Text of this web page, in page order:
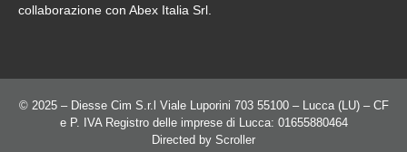
collaborazione con Abex Italia Srl.
© 2025 – Diesse Cim S.r.l Viale Luporini 703 55100 – Lucca (LU) – CF
e P. IVA Registro delle imprese di Lucca: 01655880464
Directed by Scroller